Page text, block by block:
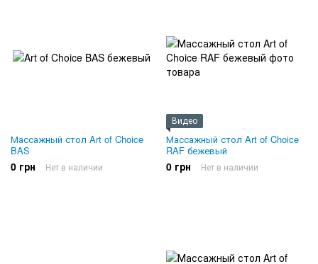
Массажный стол Art of Choice
BAS
0 грн Нет в наличии
Видео
Массажный стол Art of Choice
RAF бежевый
0 грн Нет в наличии